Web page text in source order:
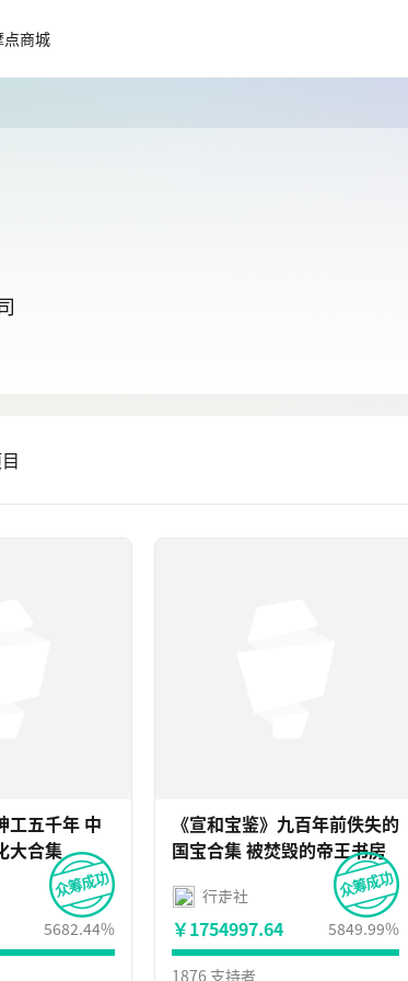
点商城
工五千年 中
大合集
5682.44%
《宣和宝鉴》九百年前佚失的
国宝合集 被焚毁的帝王书房
行走社
￥1754997.64 5849.99%
1876 支持者